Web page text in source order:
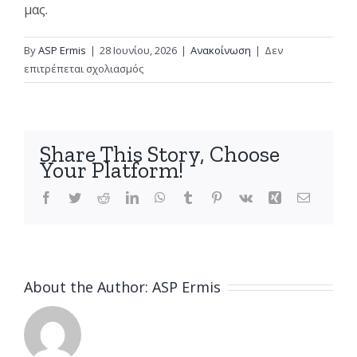
μας.
ByASP Ermis | 28 Ιουνίου, 2026 | Ανακοίνωση | Δεν
επιτρέπεται σχολιασμόςστο
Συμμετοχή
στο
διεθνές
τουρνουα
Share This Story, Choose
Your Platform!
Facebook
TwitterRedditLinkedInWhatsApp
Tumblr Pinterest
Vk Xing Email
About the Author: ASP Ermis